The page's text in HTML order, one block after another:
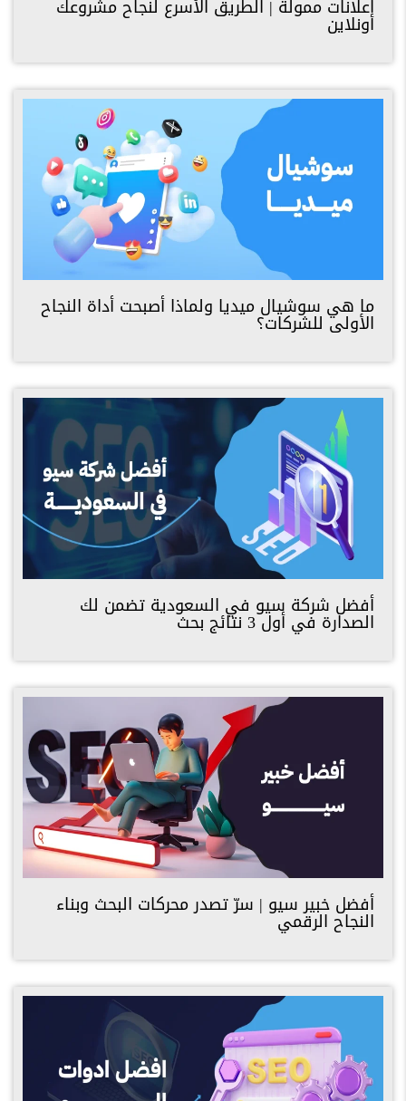
اعلانات ممولة | الطريق الأسرع لنجاح مشروعك
أونلاين
ما هي سوشيال ميديا ولماذا أصبحت أداة النجاح
الأولى للشركات؟
أفضل شركة سيو في السعودية تضمن لك
الصدارة في أول 3 نتائج بحث
أفضل خبير سيو | سرّ تصدر محركات البحث وبناء
النجاح الرقمي